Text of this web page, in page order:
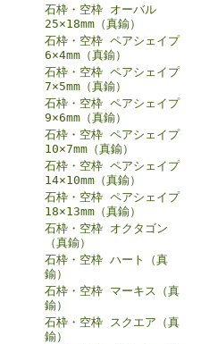
石枠・空枠 オーバル
25×18mm（真鍮）
石枠・空枠 ペアシェイプ
6×4mm（真鍮）
石枠・空枠 ペアシェイプ
7×5mm（真鍮）
石枠・空枠 ペアシェイプ
9×6mm（真鍮）
石枠・空枠 ペアシェイプ
10×7mm（真鍮）
石枠・空枠 ペアシェイプ
14×10mm（真鍮）
石枠・空枠 ペアシェイプ
18×13mm（真鍮）
石枠・空枠 オクタゴン
（真鍮）
石枠・空枠 ハート（真
鍮）
石枠・空枠 マーキス（真
鍮）
石枠・空枠 スクエア（真
鍮）